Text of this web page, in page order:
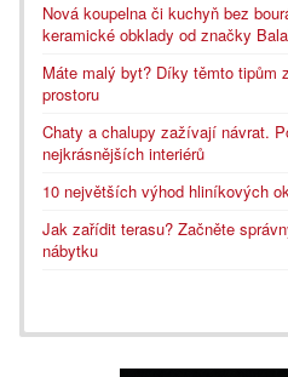
Nová koupelna či kuchyň bez
keramické obklady od značky
Máte malý byt? Díky těmto tipům
prostoru
Chaty a chalupy zažívají návrat.
nejkrásnějších interiérů
10 největších výhod hliníkových
Jak zařídit terasu? Začněte
nábytku